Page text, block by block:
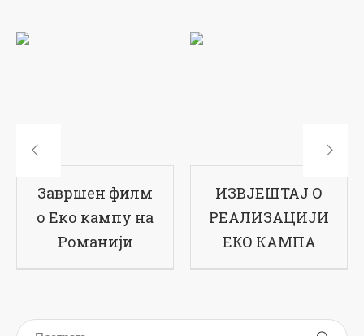
ИЗВЈЕШТАЈ О
РЕАЛИЗАЦИЈИ
ЕКО КАМПА
17-ти рођендан
наше школе